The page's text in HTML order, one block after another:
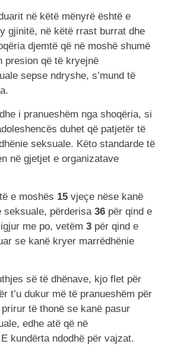
në këtë mënyrë është e
gjinitë, në këtë rrast burrat dhe
djemtë që në moshë shumë
presion që të kryejnë
sepse ndryshe, s’mund të
dhe i pranueshëm nga shoqëria, si
duhet që patjetër të
seksuale. Këto standarde të
në gjetjet e organizatave
e moshës 15 vjeçe nëse kanë
seksuale, përderisa 36 për qind e
me po, vetëm 3 për qind e
se kanë kryer marrëdhënie
së të dhënave, kjo flet për
t’u dukur më të pranueshëm për
të thonë se kanë pasur
edhe atë që në
kundërta ndodhë për vajzat.